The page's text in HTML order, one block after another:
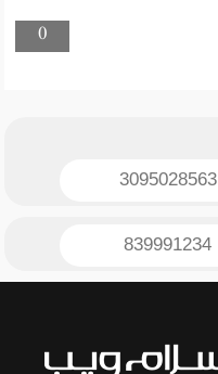
0
3095028563
839991234